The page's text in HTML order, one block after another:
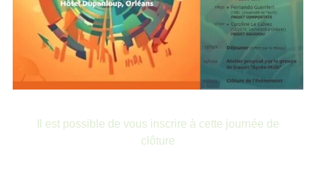
Il est possible de vous inscrire à cette journée de
clôture